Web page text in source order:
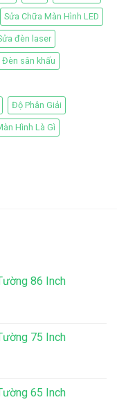
Sửa Chữa Màn Hình LED
đèn laser
Đèn sân khấu
Độ Phân Giải
Hình Là Gì
86 Inch
75 Inch
65 Inch